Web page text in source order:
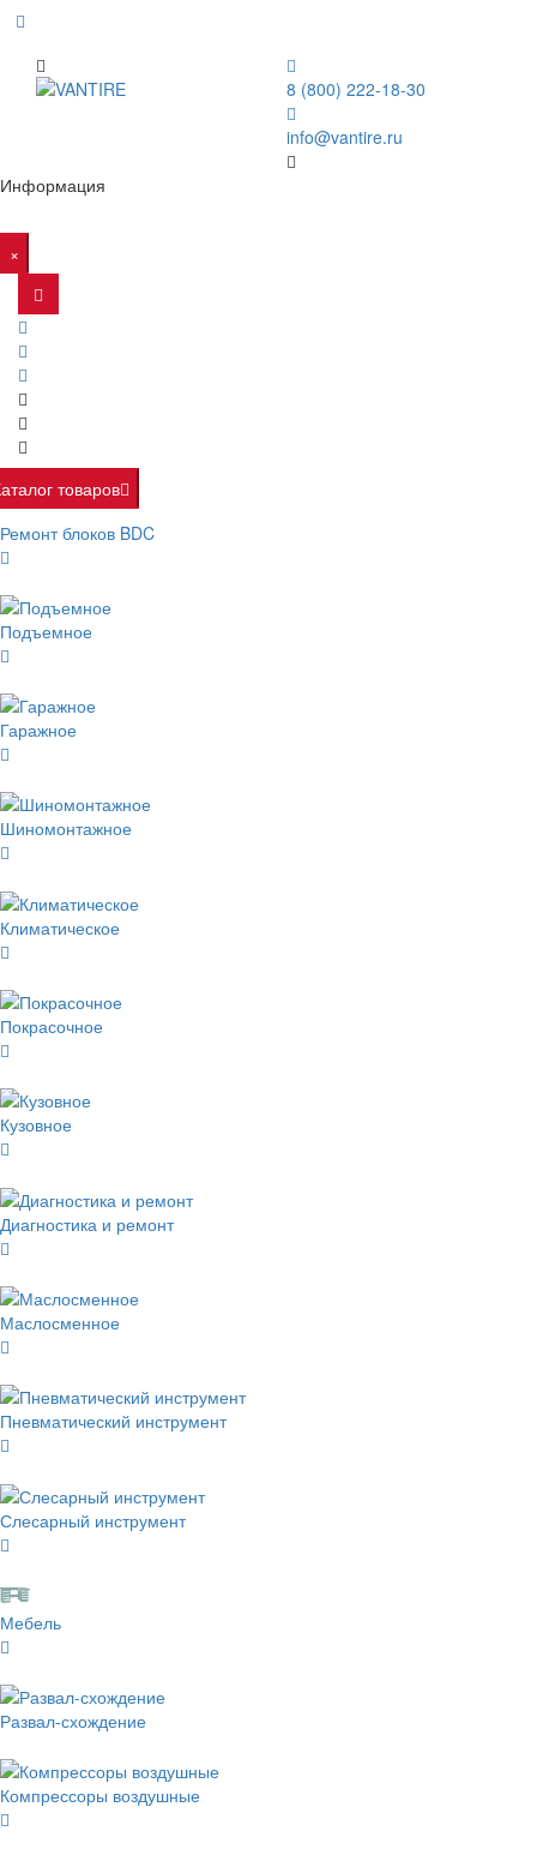
8 (800) 222-18-30
info@vantire.ru
Информация
×
товаров
Ремонт блоков BDC
Подъемное
Гаражное
Шиномонтажное
Климатическое
Покрасочное
Кузовное
Диагностика и ремонт
Маслосменное
Пневматический инструмент
Слесарный инструмент
Мебель
Развал-схождение
Компрессоры воздушные